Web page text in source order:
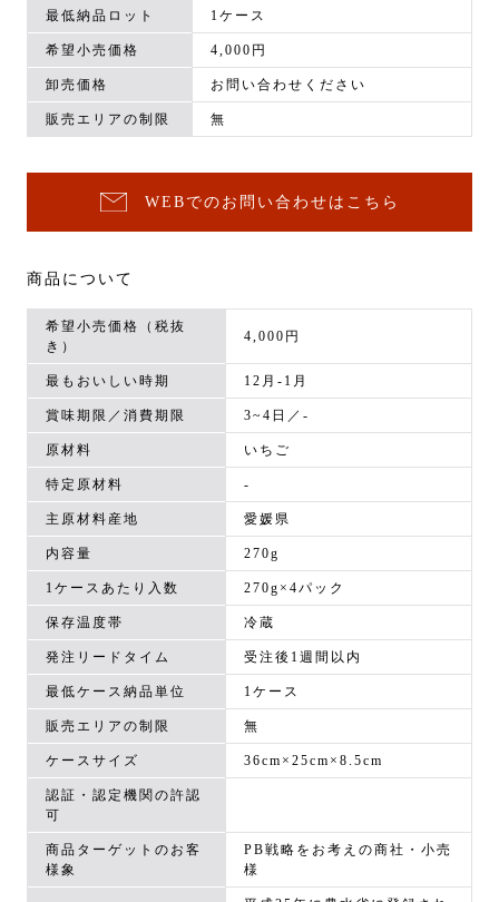
最低納品ロット 1ケース
希望小売価格 4,000円
卸売価格 お問い合わせください
販売エリアの制限 無
WEBでのお問い合わせはこちら
商品について
希望小売価格（税抜
き）
4,000円
最もおいしい時期 12月-1月
賞味期限／消費期限 3~4日／-
原材料 いちご
特定原材料 -
主原材料産地 愛媛県
内容量 270g
1ケースあたり入数 270g×4パック
保存温度帯 冷蔵
発注リードタイム 受注後1週間以内
最低ケース納品単位 1ケース
販売エリアの制限 無
ケースサイズ 36cm×25cm×8.5cm
認証・認定機関の許認
可
商品ターゲットのお客
様象
PB戦略をお考えの商社・小売
様